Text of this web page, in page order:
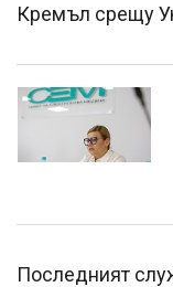
Кремъл срещу
Последният